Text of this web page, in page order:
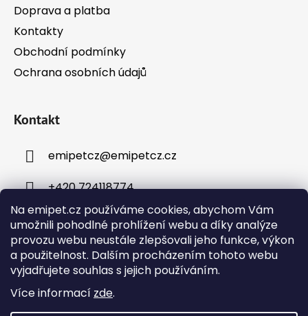
Na emipet.cz používáme cookies, abychom Vám
umožnili pohodlné prohlížení webu a díky analýze
provozu webu neustále zlepšovali jeho funkce, výkon
a použitelnost. Dalším procházením tohoto webu
vyjadřujete souhlas s jejich používáním.
Více informací zde.
Doprava a platba
Kontakty
Obchodní podmínky
Ochrana osobních údajů
Kontakt
emipetcz@emipetcz.cz
+420 724118774
Instagram